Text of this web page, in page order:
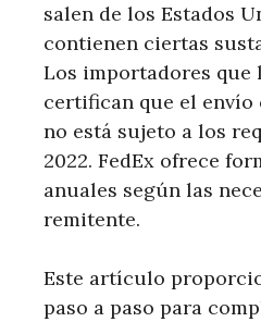
salen de los Estados
contienen ciertas
Los importadores que
certifican que el envío
no está sujeto a los
2022. FedEx ofrece
anuales según las
remitente.
Este artículo
paso a paso para